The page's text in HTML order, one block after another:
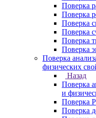
Поверка
Поверка
Поверка
Поверка
Поверка
Поверка
Поверка
физических
Назад
Поверка
и
Поверка
Поверка